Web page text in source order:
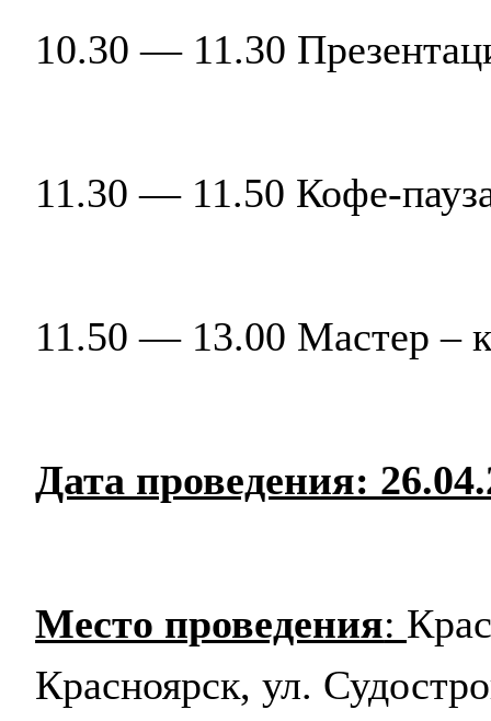
10.30 — 11.30
11.30 — 11.50 Кофе-
11.50 — 13.00 Мастер –
Дата проведения:
Место проведения:
Красноярск, ул.